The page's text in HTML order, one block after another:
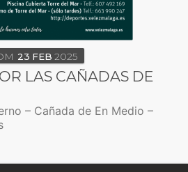
23 FEB 2025
LAS CAÑADAS DE
– Cañada de En Medio –